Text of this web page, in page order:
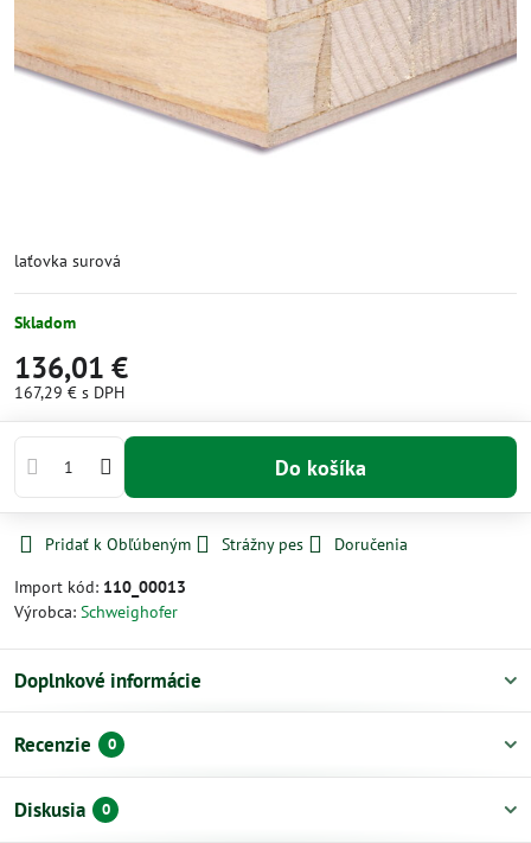
laťovka surová
Skladom
136,01 €
167,29 € s DPH
Do košíka
Pridať k Obľúbeným Strážny pes
Doručenia
Import kód: 110_00013
Výrobca: Schweighofer
Doplnkové informácie
Recenzie 0
Diskusia 0